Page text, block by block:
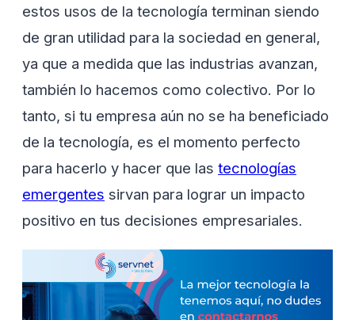
estos usos de la tecnología terminan siendo
de gran utilidad para la sociedad en general,
ya que a medida que las industrias avanzan,
también lo hacemos como colectivo. Por lo
tanto, si tu empresa aún no se ha beneficiado
de la tecnología, es el momento perfecto
para hacerlo y hacer que las tecnologías
emergentes sirvan para lograr un impacto
positivo en tus decisiones empresariales.